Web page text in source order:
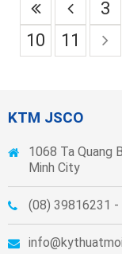
3
10
11
KTM JSCO
1068 Ta Quang
Minh City
(08) 39816231